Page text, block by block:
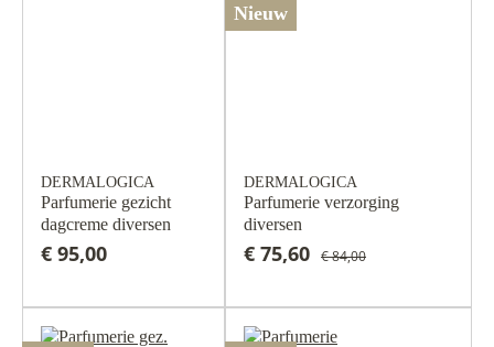
DERMALOGICA
Parfumerie gezicht
dagcreme diversen
€ 95,00
Nieuw
DERMALOGICA
Parfumerie verzorging
diversen
€ 75,60 € 84,00